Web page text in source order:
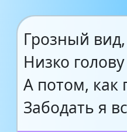
Грозный
Низко
А потом, как
Забодать я